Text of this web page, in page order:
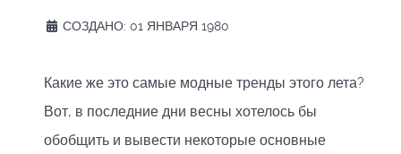
СОЗДАНО: 01 ЯНВАРЯ 1980
Какие же это самые модные тренды этого лета?
Вот, в последние дни весны хотелось бы
обобщить и вывести некоторые основные